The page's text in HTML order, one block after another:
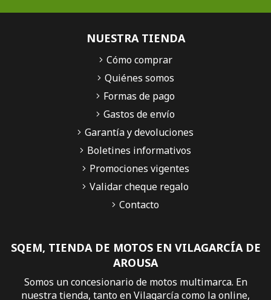
SQEM, TIENDA DE MOTOS EN VILAGARCÍA DE
AROUSA
Somos un concesionario de motos multimarca. En
nuestra tienda, tanto en Vilagarcía como la online,
NUESTRA TIENDA
Cómo comprar
Quiénes somos
Formas de pago
Gastos de envío
Garantía y devoluciones
Boletines informativos
Promociones vigentes
Validar cheque regalo
Contacto